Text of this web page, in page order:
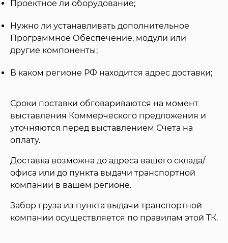
Проектное ли оборудование;
Нужно ли устанавливать дополнительное
Программное Обеспечение, модули или
другие компоненты;
В каком регионе РФ находится адрес доставки;
Сроки поставки обговариваются на момент
выставления Коммерческого предложения и
уточняются перед выставлением Счета на
оплату.
Доставка возможна до адреса вашего склада/
офиса или до пункта выдачи транспортной
компании в вашем регионе.
Забор груза из пункта выдачи транспортной
компании осуществляется по правилам этой ТК.